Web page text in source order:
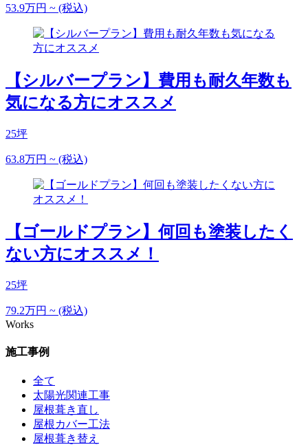
53.9万円 ~ (税込)
【シルバープラン】費用も耐久年数も
気になる方にオススメ
25坪
63.8万円 ~ (税込)
【ゴールドプラン】何回も塗装したく
ない方にオススメ！
25坪
79.2万円 ~ (税込)
Works
施工事例
全て
太陽光関連工事
屋根葺き直し
屋根カバー工法
屋根葺き替え